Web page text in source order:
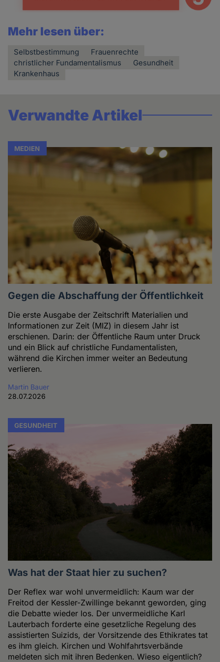
Mehr lesen über:
Selbstbestimmung
Frauenrechte
christlicher Fundamentalismus
Gesundheit
Krankenhaus
Verwandte Artikel
MEDIEN
Gegen die Abschaffung der Öffentlichkeit
Die erste Ausgabe der Zeitschrift Materialien und
Informationen zur Zeit (MIZ) in diesem Jahr ist
erschienen. Darin: der Öffentliche Raum unter Druck
und ein Blick auf christliche Fundamentalisten,
während die Kirchen immer weiter an Bedeutung
verlieren.
Martin Bauer
28.07.2026
GESUNDHEIT
Was hat der Staat hier zu suchen?
Der Reflex war wohl unvermeidlich: Kaum war der
Freitod der Kessler-Zwillinge bekannt geworden, ging
die Debatte wieder los. Der unvermeidliche Karl
Lauterbach forderte eine gesetzliche Regelung des
assistierten Suizids, der Vorsitzende des Ethikrates tat
es ihm gleich. Kirchen und Wohlfahrtsverbände
meldeten sich mit ihren Bedenken. Wieso eigentlich?